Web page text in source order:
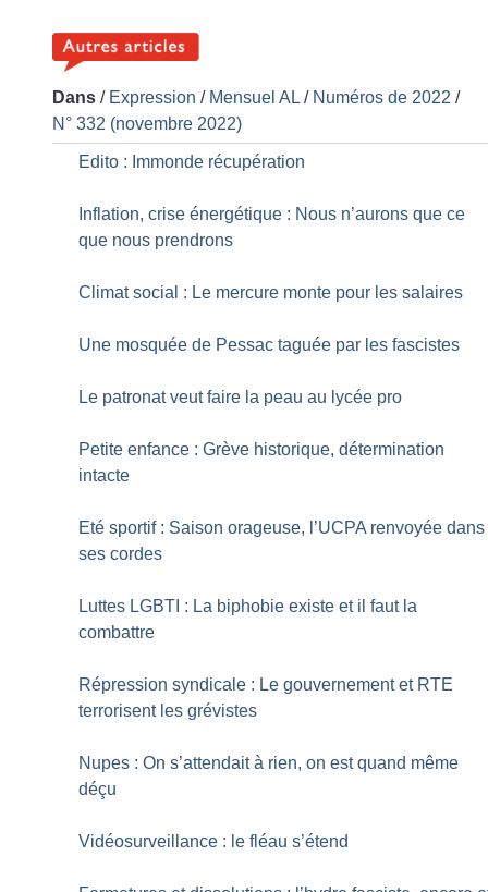
Dans / Expression / Mensuel AL / Numéros de 2022 /
N° 332 (novembre 2022)
Edito : Immonde récupération
Inflation, crise énergétique : Nous n’aurons que ce
que nous prendrons
Climat social : Le mercure monte pour les salaires
Une mosquée de Pessac taguée par les fascistes
Le patronat veut faire la peau au lycée pro
Petite enfance : Grève historique, détermination
intacte
Eté sportif : Saison orageuse, l’UCPA renvoyée dans
ses cordes
Luttes LGBTI : La biphobie existe et il faut la
combattre
Répression syndicale : Le gouvernement et RTE
terrorisent les grévistes
Nupes : On s’attendait à rien, on est quand même
déçu
Vidéosurveillance : le fléau s’étend